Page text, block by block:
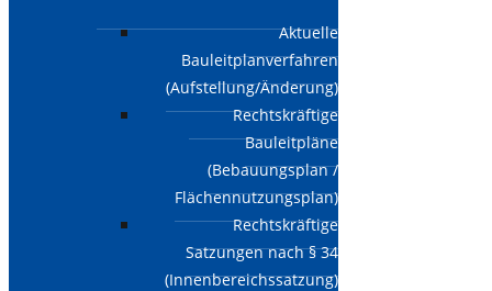
Aktuelle
Bauleitplanverfahren
(Aufstellung/Änderung)
Rechtskräftige
Bauleitpläne
(Bebauungsplan /
Flächennutzungsplan)
Rechtskräftige
Satzungen nach § 34
(Innenbereichssatzung)